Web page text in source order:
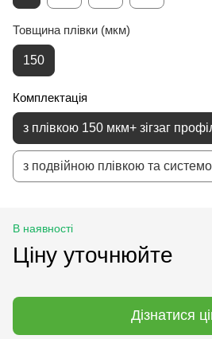
Товщина плівки (мкм)
150
Комплектація
з плівкою 150 мкм+ зігзаг
з подвійною плівкою та
В наявності
Ціну уточнюйте
Дізнатися